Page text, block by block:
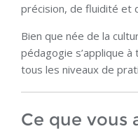
précision, de fluidité et
Bien que née de la
pédagogie s’applique
tous les niveaux de
Ce que vous